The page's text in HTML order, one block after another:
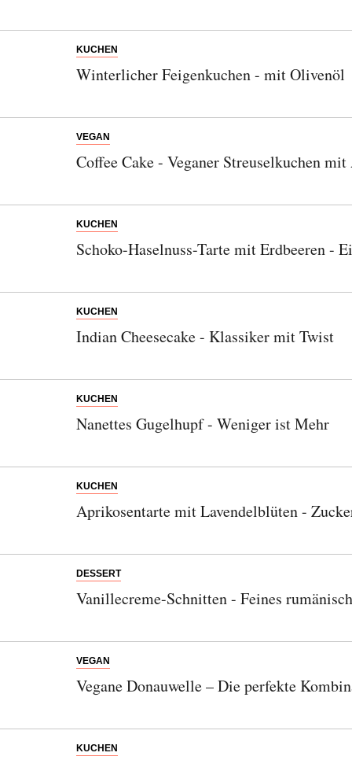
KUCHEN
Winterlicher Feigenkuchen - mit Olivenöl
VEGAN
Coffee Cake - Veganer Streuselkuchen
KUCHEN
Schoko-Haselnuss-Tarte mit Erdbeeren
KUCHEN
Indian Cheesecake - Klassiker mit Twist
KUCHEN
Nanettes Gugelhupf - Weniger ist Mehr
KUCHEN
Aprikosentarte mit Lavendelblüten -
DESSERT
Vanillecreme-Schnitten - Feines
VEGAN
Vegane Donauwelle – Die perfekte
KUCHEN
Abonnieren Sie unseren Newsletter
Entdecken Sie jede Woche neue schöne
einzigartige Reisen.